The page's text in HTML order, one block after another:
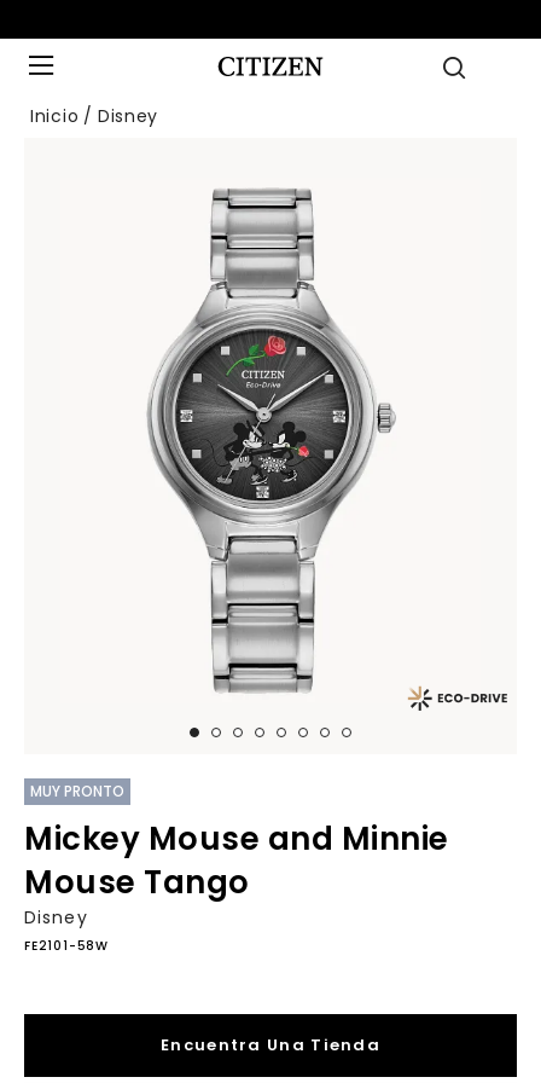
Inicio Disney
MUY PRONTO
Mickey Mouse and Minnie
Mouse Tango
Disney
FE2101-58W
Encuentra Una Tienda